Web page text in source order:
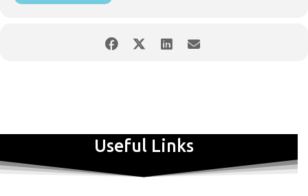
Useful Links